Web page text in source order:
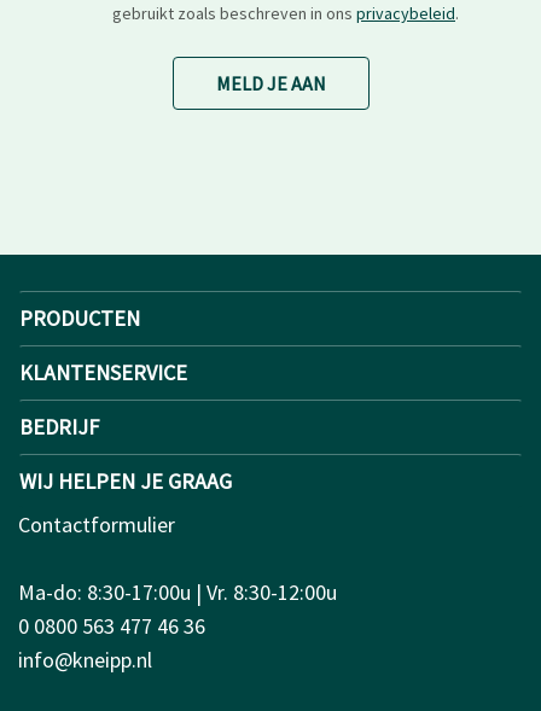
gebruikt zoals beschreven in ons privacybeleid.
MELD JE AAN
PRODUCTEN
KLANTENSERVICE
BEDRIJF
WIJ HELPEN JE GRAAG
Contactformulier
Ma-do: 8:30-17:00u | Vr. 8:30-12:00u
0 0800 563 477 46 36
info@kneipp.nl